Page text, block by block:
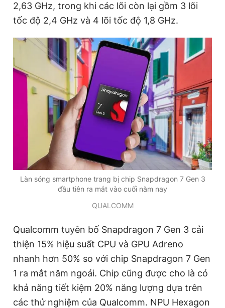
Đọc Thanh Niên trên điện thoại
Theo dõi báo trên
0906 645 777
Liên hệ quảng cáo
0908 780 404
Phó tổng biên tập thường trực: Hải Thành
Phó tổng biên tập: Lâm Hiếu Dũng
Phó tổng biên tập: Trần Việt Hưng
Tổng thư ký tòa soạn: Đức Trung
Giấy phép xuất bản số 110/GP - BTTTT cấp ngày 24.3.2020
© 2003-2026 Bản quyền thuộc về Báo Thanh Niên. Cấm sao
chép dưới mọi hình thức nếu không có sự chấp thuận bằng văn
bản. Phát triển bởi ePi Technologies, JSC.
2,63 GHz, trong khi các lõi còn lại gồm 3 lõi
tốc độ 2,4 GHz và 4 lõi tốc độ 1,8 GHz.
Làn sóng smartphone trang bị chip Snapdragon 7 Gen 3
đầu tiên ra mắt vào cuối năm nay
QUALCOMM
Qualcomm tuyên bố Snapdragon 7 Gen 3 cải
thiện 15% hiệu suất CPU và GPU Adreno
nhanh hơn 50% so với chip Snapdragon 7 Gen
1 ra mắt năm ngoái. Chip cũng được cho là có
khả năng tiết kiệm 20% năng lượng dựa trên
các thử nghiệm của Qualcomm. NPU Hexagon